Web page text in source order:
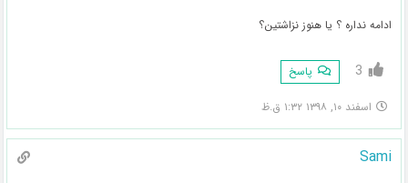
ادامه نداره ؟ یا هنوز نزاشتین؟
3 پاسخ
اسفند ۱۰, ۱۳۹۸ ۱:۳۲ ق.ظ
Sami